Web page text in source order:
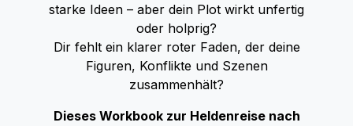
starke Ideen – aber dein Plot wirkt unfertig
oder holprig?
Dir fehlt ein klarer roter Faden, der deine
Figuren, Konflikte und Szenen
zusammenhält?
Dieses Workbook zur Heldenreise nach